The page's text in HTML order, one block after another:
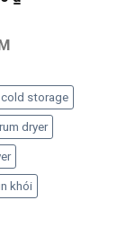
cold storage
dryer
khói